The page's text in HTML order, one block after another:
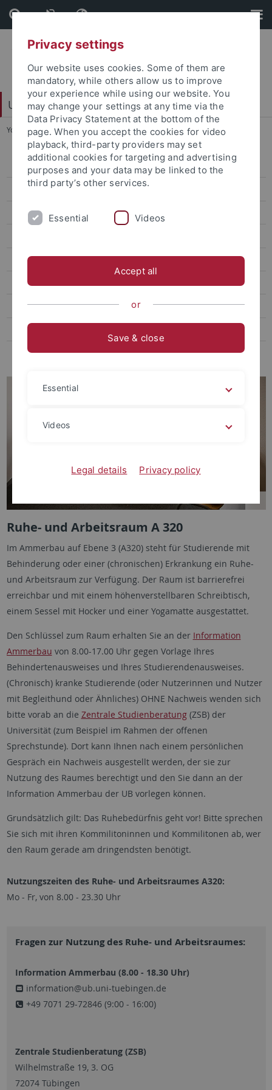
Skip
to
content
Skip
to
footer
Universitätsbibliothek
You are here: Startseite ... Ruhe- und Arbeitsraum
Einzelarbeitsplätze
Gruppenarbeitsplätze
PC-Arbeitsplätze
Doktorandenbereich
Raum der Stille
Familienzimmer
Ruhe- und Arbeitsraum
Outdoormöbel und Liegestühle
Ruhe- und Arbeitsraum A 320
Im Ammerbau auf Ebene 3 (A320) steht für Studierende mit
Behinderung oder einer (chronischen) Erkrankung ein Ruhe-
und Arbeitsraum zur Verfügung. Der Raum ist barrierefrei
erreichbar und mit einem höhenverstellbaren Schreibtisch,
einem Sessel mit Hocker und einer Yogamatte ausgestattet.
Den Schlüssel zum Raum erhalten Sie an der Information
Ammerbau von 8.00-17.00 Uhr gegen Vorlage Ihres
Behindertenausweises und Ihres Studierendenausweises.
(Chronisch) kranke Studierende (oder Nutzerinnen und Nutzer
mit Begleithund oder Ähnliches) OHNE Nachweis wenden sich
bitte vorab an die Zentrale Studienberatung(ZSB) der
Universität (zum Beispiel im Rahmen der offenen
Sprechstunde). Dort kann Ihnen nach einem persönlichen
Gespräch ein Nachweis ausgestellt werden, der sie zur
Nutzung des Raumes berechtigt und den Sie dann an der
Information Ammerbau der UB vorlegen können.
Grundsätzlich gilt: Das Ruhebedürfnis geht vor! Bitte sprechen
Sie sich mit ihren Kommilitoninnen und Kommilitonen ab, wer
den Raum gerade am dringendsten benötigt.
Nutzungszeiten des Ruhe- und Arbeitsraumes A320:
Mo - Fr, von 8.00 - 23.30 Uhr
Fragen zur Nutzung des Ruhe- und Arbeitsraumes:
Information Ammerbau (8.00 - 18.30 Uhr)
information@ub.uni-tuebingen.de
+49 7071 29-72846 (9:00 - 16:00)
Zentrale Studienberatung (ZSB)
Wilhelmstraße 19, 3. OG
72074 Tübingen
Privacy settings
Our website uses cookies. Some of them are
mandatory, while others allow us to improve
your experience while using our website. You
may change your settings at any time via the
Data Privacy Statement at the bottom of the
page. When you accept the cookies for video
playback, third-party providers may set
additional cookies for targeting and advertising
purposes and your data may be linked to the
third party’s other services.
Essential Videos
Accept all
or
Save & close
Essential
Videos
Legal details Privacy policy